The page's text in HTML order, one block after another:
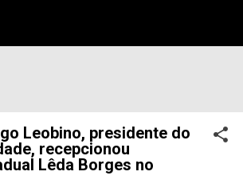
Leobino, presidente do
recepcionou
Lêda Borges no